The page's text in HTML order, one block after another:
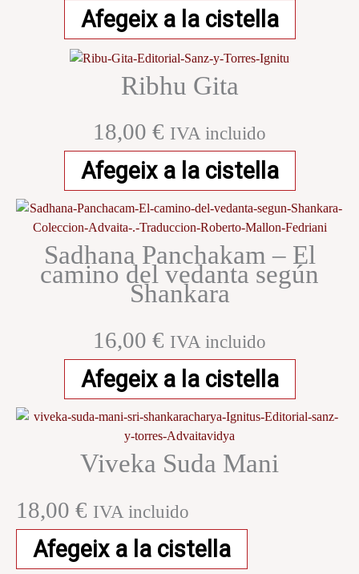
Afegeix a la cistella
Ribhu Gita
18,00 € IVA incluido
Afegeix a la cistella
Sadhana Panchakam – El
camino del vedanta según
Shankara
16,00 € IVA incluido
Afegeix a la cistella
Viveka Suda Mani
18,00 € IVA incluido
Afegeix a la cistella